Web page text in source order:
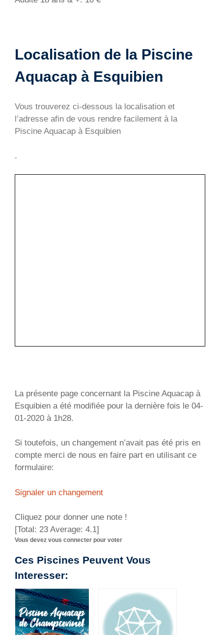
Localisation de la Piscine
Aquacap à Esquibien
Vous trouverez ci-dessous la localisation et
l’adresse afin de vous rendre facilement à la
Piscine Aquacap à Esquibien
.
La présente page concernant la Piscine Aquacap à
Esquibien a été modifiée pour la dernière fois le 04-
01-2020 à 1h28.
Si toutefois, un changement n’avait pas été pris en
compte merci de nous en faire part en utilisant ce
formulaire:
Signaler un changement
Cliquez pour donner une note !
[Total: 23 Average: 4.1]
Vous devez vous connecter pour voter
Ces Piscines Peuvent Vous
Interesser: